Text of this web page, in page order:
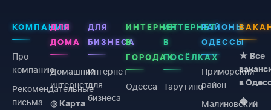
КОМПАНИЯ
Про
компанию
Рекомендательные
письма
ДЛЯ
ДОМА
Домашний
интернет
◎ Карта
ДЛЯ
БИЗНЕСА
Интернет
для
бизнеса
ИНТЕРНЕТ
В
ГОРОДАХ
Одесса
ИНТЕРНЕТ
В
ПОСЁЛКАХ
Тарутино
РАЙОНЫ
ОДЕССЫ
Приморский
район
Малиновский
★ Все
в
◆